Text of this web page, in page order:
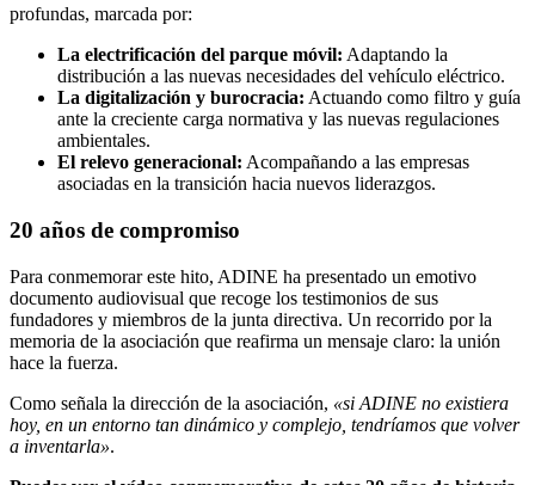
profundas, marcada por:
La electrificación del parque móvil: Adaptando la
distribución a las nuevas necesidades del vehículo eléctrico.
La digitalización y burocracia: Actuando como filtro y guía
ante la creciente carga normativa y las nuevas regulaciones
ambientales.
El relevo generacional: Acompañando a las empresas
asociadas en la transición hacia nuevos liderazgos.
20 años de compromiso
Para conmemorar este hito, ADINE ha presentado un emotivo
documento audiovisual que recoge los testimonios de sus
fundadores y miembros de la junta directiva. Un recorrido por la
memoria de la asociación que reafirma un mensaje claro: la unión
hace la fuerza.
Como señala la dirección de la asociación, «si ADINE no existiera
hoy, en un entorno tan dinámico y complejo, tendríamos que volver
a inventarla».